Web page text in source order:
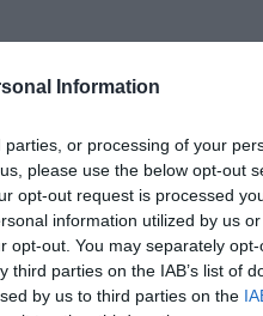
Information
or processing of your
please use the below opt-out
opt-out request is processed
information utilized by us
opt-out. You may separately
parties on the IAB’s list of
by us to third parties on the